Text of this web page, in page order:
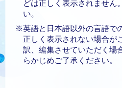
どは正しく表示されません
い。
※英語と日本語以外の言語で
正しく表示されない場合が
訳、編集させていただく場
らかじめご了承ください。